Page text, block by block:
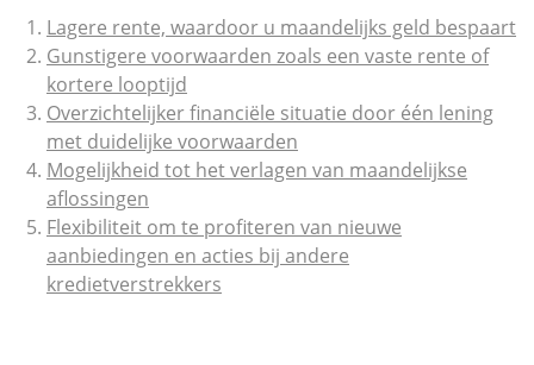
Lagere rente, waardoor u maandelijks geld bespaart
Gunstigere voorwaarden zoals een vaste rente of
kortere looptijd
Overzichtelijker financiële situatie door één lening
met duidelijke voorwaarden
Mogelijkheid tot het verlagen van maandelijkse
aflossingen
Flexibiliteit om te profiteren van nieuwe
aanbiedingen en acties bij andere
kredietverstrekkers